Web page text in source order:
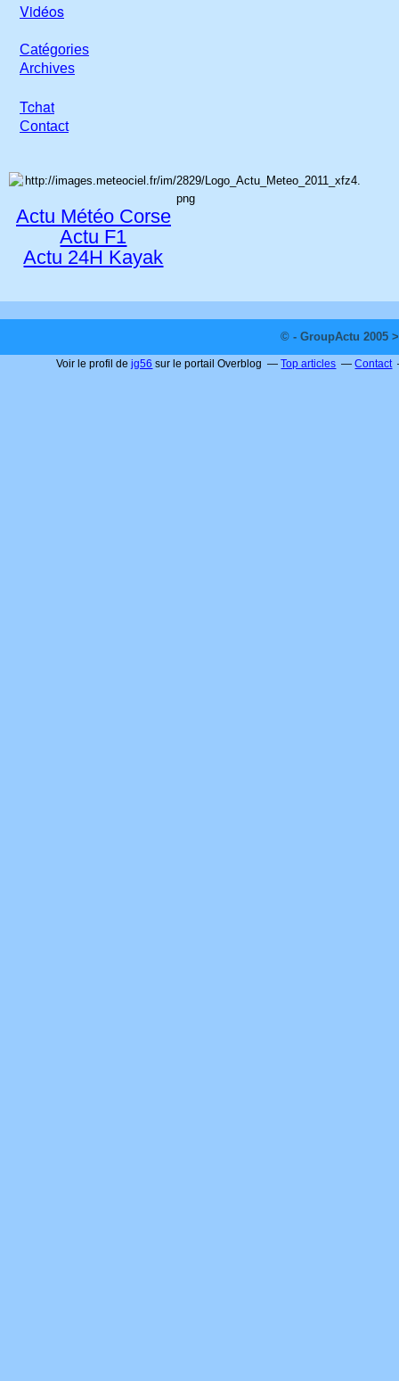
Vidéos
Catégories
Archives
Tchat
Contact
Actu Météo Corse
Actu F1
Actu 24H Kayak
© - GroupActu 2005
Voir le profil dejg56 sur le portail Overblog Top articles Contact